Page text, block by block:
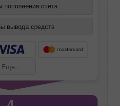
пополнения счета
вывода средств
Еще...